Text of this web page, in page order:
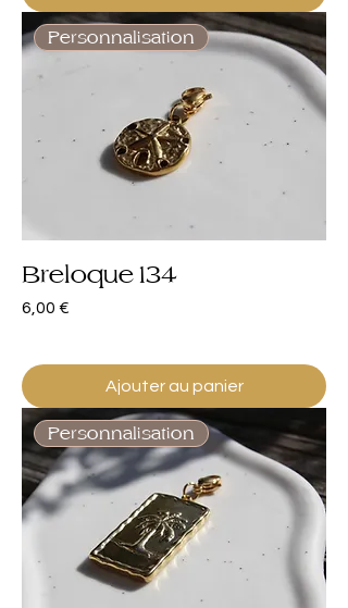
Personnalisation
Breloque 134
Prix
6,00 €
Ajouter au panier
Personnalisation